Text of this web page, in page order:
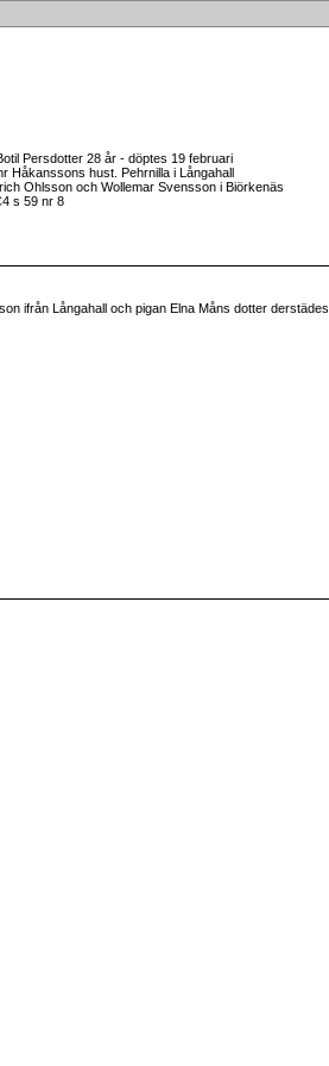
Persdotter 28 år - döptes 19 februari
Håkanssons hust. Pehrnilla i Långahall
Ohlsson och Wollemar Svensson i Biörkenäs
s 59 nr 8
ifrån Långahall och pigan Elna Måns dotter derstädes